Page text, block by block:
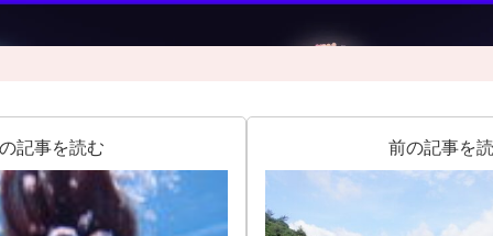
記事を読む 前の記事を